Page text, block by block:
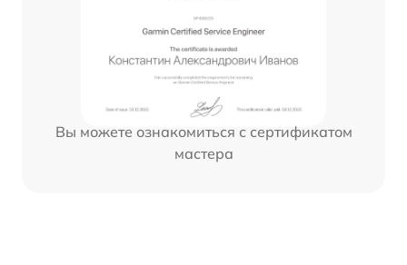
Вы можете ознакомиться с сертификатом
мастера